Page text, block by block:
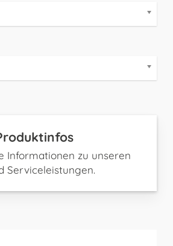
Informationen zu unseren
Serviceleistungen.